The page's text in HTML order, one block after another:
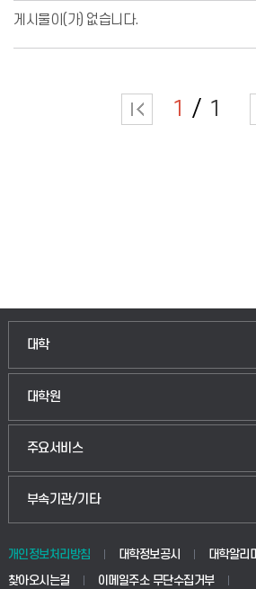
게시물이(가) 없습니다.
1 1
대학
인문융합공공인재학부
법경영학부
생명공학부
대학원
일반대학원
산업대학원
공공정책대학원
교육대학원
주요서비스
입학안내
웹메일
부속기관/기타
중앙도서관
학생생활관(안성)
개인정보처리방침 대학정보공시 대학알리미
찾아오시는길
이메일주소 무단수집거부